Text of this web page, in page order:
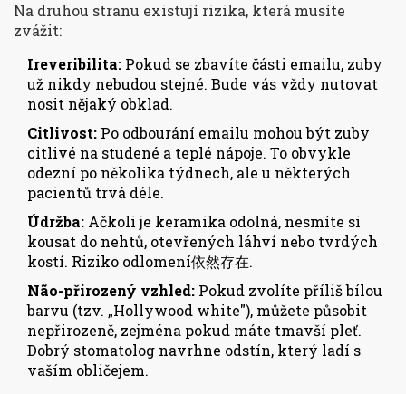
Na druhou stranu existují rizika, která musíte
zvážit:
Ireveribilita: Pokud se zbavíte části emailu, zuby
už nikdy nebudou stejné. Bude vás vždy nutovat
nosit nějaký obklad.
Citlivost: Po odbourání emailu mohou být zuby
citlivé na studené a teplé nápoje. To obvykle
odezní po několika týdnech, ale u některých
pacientů trvá déle.
Údržba: Ačkoli je keramika odolná, nesmíte si
kousat do nehtů, otevřených láhví nebo tvrdých
kostí. Riziko odlomení依然存在.
Não-přirozený vzhled: Pokud zvolíte příliš bílou
barvu (tzv. „Hollywood white"), můžete působit
nepřirozeně, zejména pokud máte tmavší pleť.
Dobrý stomatolog navrhne odstín, který ladí s
vaším obličejem.